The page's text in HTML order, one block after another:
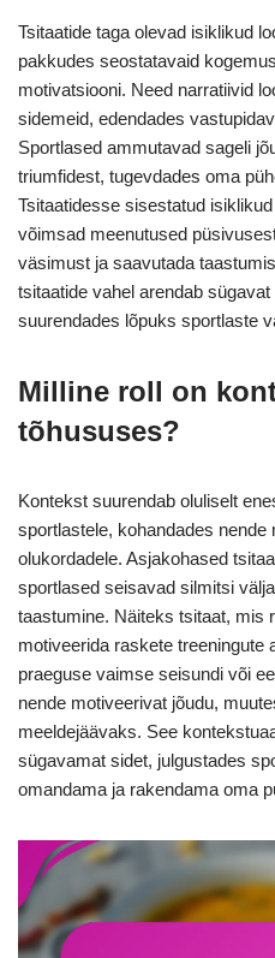
Tsitaatide taga olevad isiklikud
pakkudes seostatavaid
motivatsiooni. Need narratiivid
sidemeid, edendades
Sportlased ammutavad sageli
triumfidest, tugevdades oma
Tsitaatidesse sisestatud
võimsad meenutused
väsimust ja saavutada
tsitaatide vahel arendab
suurendades lõpuks sportlaste
Milline roll on
tõhususes?
Kontekst suurendab oluliselt
sportlastele, kohandades nende
olukordadele. Asjakohased
sportlased seisavad silmitsi
taastumine. Näiteks tsitaat, mis
motiveerida raskete treeningute
praeguse vaimse seisundi või
nende motiveerivat jõudu,
meeldejäävaks. See
sügavamat sidet, julgustades
omandama ja rakendama oma